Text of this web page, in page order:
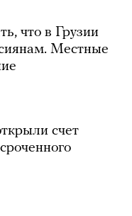
что в Грузии
Местные
счет